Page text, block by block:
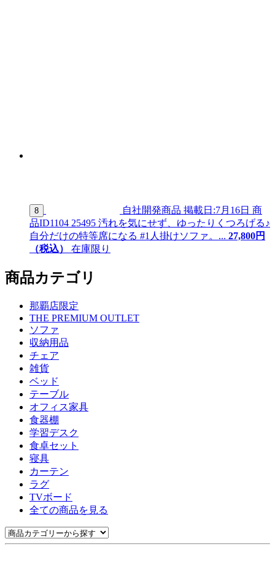
8 自社開発商品 掲載日:7月16日 商
品ID1104 25495 汚れを気にせず、ゆったりくつろげる♪
自分だけの特等席になる #1人掛けソファ。... 27,800円
（税込）
在庫限り
商品カテゴリ
那覇店限定
THE PREMIUM OUTLET
ソファ
収納用品
チェア
雑貨
ベッド
テーブル
オフィス家具
食器棚
学習デスク
食卓セット
寝具
カーテン
ラグ
TVボード
全ての商品を見る